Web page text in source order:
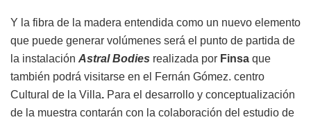
Y la fibra de la madera entendida como un nuevo elemento
que puede generar volúmenes será el punto de partida de
la instalación Astral Bodies realizada por Finsa que
también podrá visitarse en el Fernán Gómez. centro
Cultural de la Villa. Para el desarrollo y conceptualización
de la muestra contarán con la colaboración del estudio de